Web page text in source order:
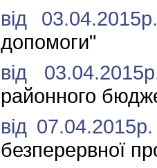
від
допомоги"
від
районного
від
безперервної